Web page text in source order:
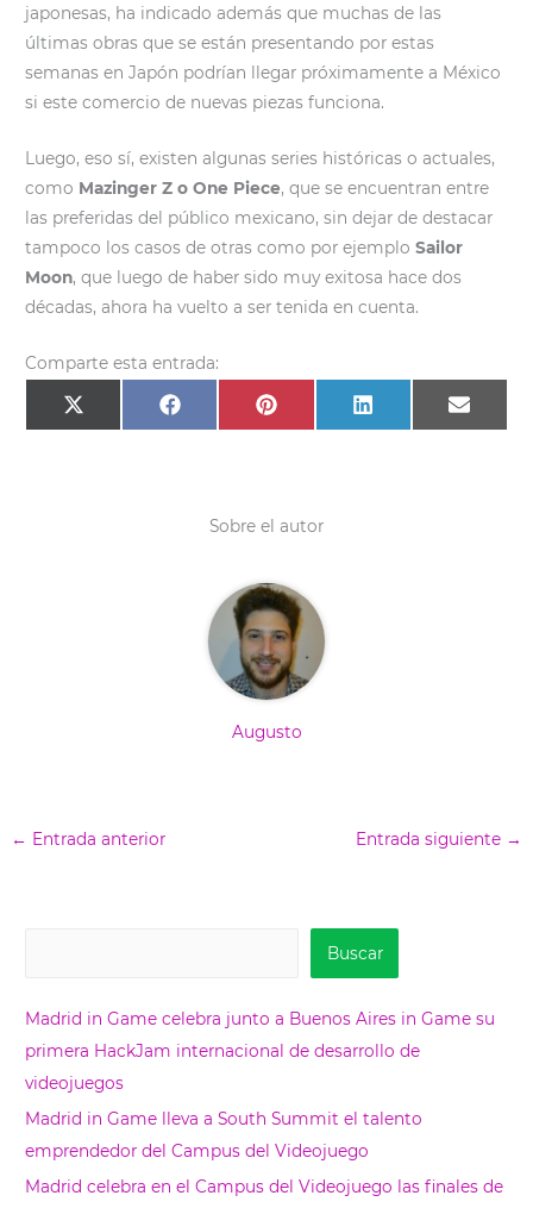
japonesas, ha indicado además que muchas de las
últimas obras que se están presentando por estas
semanas en Japón podrían llegar próximamente a México
si este comercio de nuevas piezas funciona.
Luego, eso sí, existen algunas series históricas o actuales,
como Mazinger Z o One Piece, que se encuentran entre
las preferidas del público mexicano, sin dejar de destacar
tampoco los casos de otras como por ejemploSailor
Moon, que luego de haber sido muy exitosa hace dos
décadas, ahora ha vuelto a ser tenida en cuenta.
Comparte esta entrada:
Compartir
X
(
Compartir
F
a
Compartir
P
i
s
t
Compartir
L
i
E
m
Sobre el autor
Augusto
← Entrada anterior Entrada siguiente →
Buscar
Madrid in Game celebra junto a Buenos Aires in Game su
primera HackJam internacional de desarrollo de
videojuegos
Madrid in Game lleva a South Summit el talento
emprendedor del Campus del Videojuego
Madrid celebra en el Campus del Videojuego las finales de